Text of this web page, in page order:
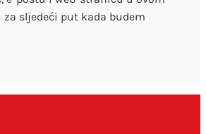
sljedeći put kada budem